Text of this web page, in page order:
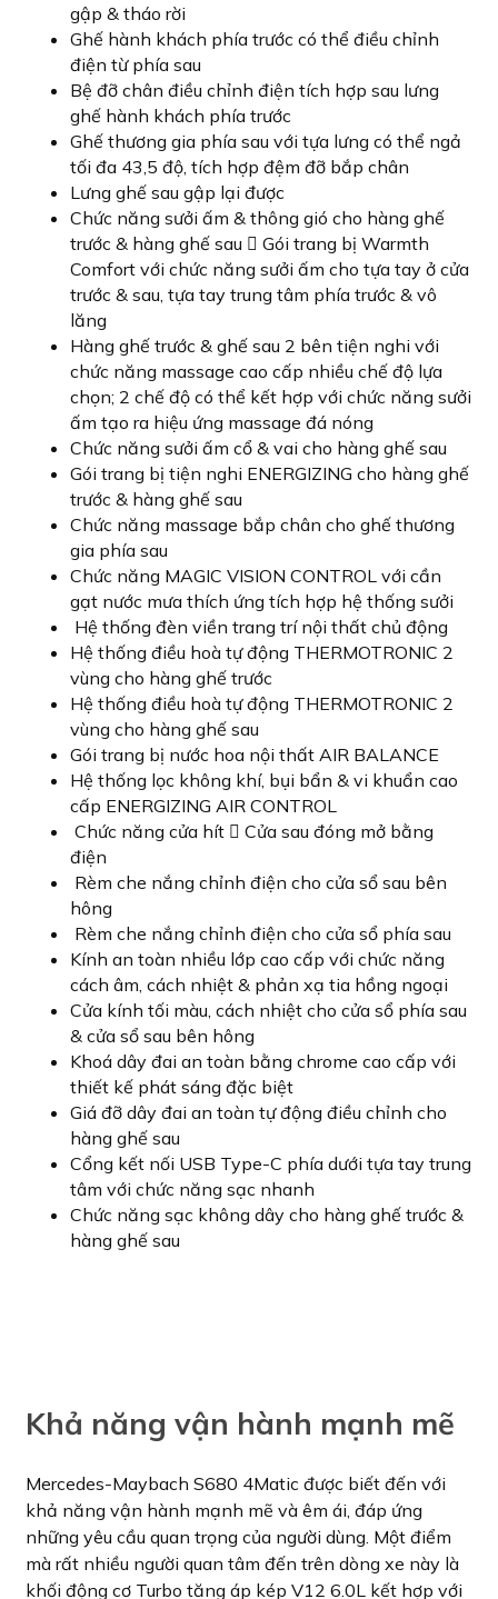
gập & tháo rời
Ghế hành khách phía trước có thể điều chỉnh
điện từ phía sau
Bệ đỡ chân điều chỉnh điện tích hợp sau lưng
ghế hành khách phía trước
Ghế thương gia phía sau với tựa lưng có thể ngả
tối đa 43,5 độ, tích hợp đệm đỡ bắp chân
Lưng ghế sau gập lại được
Chức năng sưởi ấm & thông gió cho hàng ghế
trước & hàng ghế sau  Gói trang bị Warmth
Comfort với chức năng sưởi ấm cho tựa tay ở cửa
trước & sau, tựa tay trung tâm phía trước & vô
lăng
Hàng ghế trước & ghế sau 2 bên tiện nghi với
chức năng massage cao cấp nhiều chế độ lựa
chọn; 2 chế độ có thể kết hợp với chức năng sưởi
ấm tạo ra hiệu ứng massage đá nóng
Chức năng sưởi ấm cổ & vai cho hàng ghế sau
Gói trang bị tiện nghi ENERGIZING cho hàng ghế
trước & hàng ghế sau
Chức năng massage bắp chân cho ghế thương
gia phía sau
Chức năng MAGIC VISION CONTROL với cần
gạt nước mưa thích ứng tích hợp hệ thống sưởi
Hệ thống đèn viền trang trí nội thất chủ động
Hệ thống điều hoà tự động THERMOTRONIC 2
vùng cho hàng ghế trước
Hệ thống điều hoà tự động THERMOTRONIC 2
vùng cho hàng ghế sau
Gói trang bị nước hoa nội thất AIR BALANCE
Hệ thống lọc không khí, bụi bẩn & vi khuẩn cao
cấp ENERGIZING AIR CONTROL
Chức năng cửa hít  Cửa sau đóng mở bằng
điện
Rèm che nắng chỉnh điện cho cửa sổ sau bên
hông
Rèm che nắng chỉnh điện cho cửa sổ phía sau
Kính an toàn nhiều lớp cao cấp với chức năng
cách âm, cách nhiệt & phản xạ tia hồng ngoại
Cửa kính tối màu, cách nhiệt cho cửa sổ phía sau
& cửa sổ sau bên hông
Khoá dây đai an toàn bằng chrome cao cấp với
thiết kế phát sáng đặc biệt
Giá đỡ dây đai an toàn tự động điều chỉnh cho
hàng ghế sau
Cổng kết nối USB Type-C phía dưới tựa tay trung
tâm với chức năng sạc nhanh
Chức năng sạc không dây cho hàng ghế trước &
hàng ghế sau
Khả năng vận hành mạnh mẽ
Mercedes-Maybach S680 4Matic được biết đến với
khả năng vận hành mạnh mẽ và êm ái, đáp ứng
những yêu cầu quan trọng của người dùng. Một điểm
mà rất nhiều người quan tâm đến trên dòng xe này là
khối động cơ Turbo tăng áp kép V12 6.0L kết hợp với